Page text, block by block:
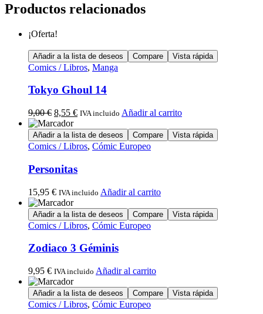
Productos relacionados
¡Oferta!
Añadir a la lista de deseos Compare Vista rápida
Comics / Libros, Manga
Tokyo Ghoul 14
9,00€ 8,55 € IVA incluido Añadir al carrito
Añadir a la lista de deseos Compare Vista rápida
Comics / Libros, Cómic Europeo
Personitas
15,95 € IVA incluido Añadir al carrito
Añadir a la lista de deseos Compare Vista rápida
Comics / Libros, Cómic Europeo
Zodiaco 3 Géminis
9,95 € IVA incluido Añadir al carrito
Añadir a la lista de deseos Compare Vista rápida
Comics / Libros, Cómic Europeo